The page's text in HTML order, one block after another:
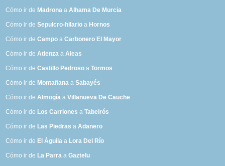
Cómo ir de Madrona aAlhama De Murcia
Cómo ir deSepulcro-hilario a Hornos
Cómo ir deCampo aCarbonero El Mayor
Cómo ir deAtienza aAleas
Cómo ir deCastillo Pedroso aTormos
Cómo ir de Montañana aSabayés
Cómo ir deAlmogía aVillanueva De Cauche
Cómo ir de Los Carriones aTabeirós
Cómo ir de Las Piedras aAdanero
Cómo ir de El Águila a Lora Del Río
Cómo ir de La Parra aGaztelu